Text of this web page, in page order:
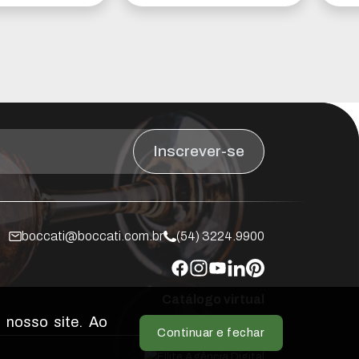
Inscrever-se
boccati@boccati.com.br (54) 3224.9900
nosso site. Ao
Continuar e fechar